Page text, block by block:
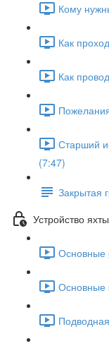
Кому
Как
Как
Старший
(7:47)
Закрытая
Устройство яхты
Основные
Основные